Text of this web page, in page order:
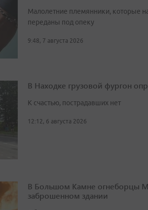
Малолетние племянники, которые
переданы под опеку
9:48, 7 августа 2026
В Находке грузовой фургон
К счастью, пострадавших нет
12:12, 6 августа 2026
В Большом Камне огнеборцы
заброшенном здании